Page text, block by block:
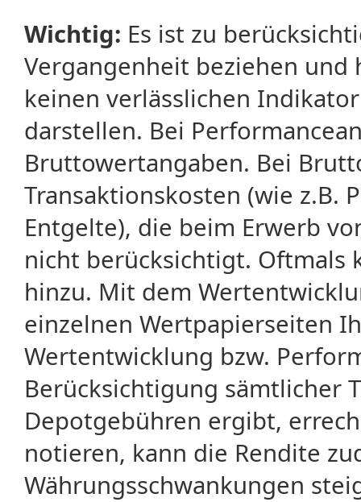
Wichtig: Es ist zu
Vergangenheit beziehen
keinen verlässlichen
darstellen. Bei
Bruttowertangaben. Bei
Transaktionskosten (wie z.B.
Entgelte), die beim Erwerb
nicht berücksichtigt. Oftmals
hinzu. Mit dem
einzelnen Wertpapierseiten
Wertentwicklung bzw.
Berücksichtigung sämtlicher
Depotgebühren ergibt,
notieren, kann die Rendite
Währungsschwankungen